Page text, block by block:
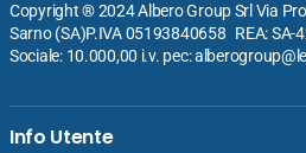
Copyright ® 2024 Albero Group Srl Via
Sarno (SA)P.IVA 05193840658 REA: SA-
Sociale: 10.000,00 i.v. pec:
Info Utente